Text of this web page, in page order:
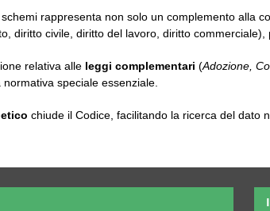
rappresenta non solo un complemento alla
diritto civile, diritto del lavoro, diritto
relativa alle leggi complementari (Adozione,
speciale essenziale.
chiude il Codice, facilitando la ricerca del dato